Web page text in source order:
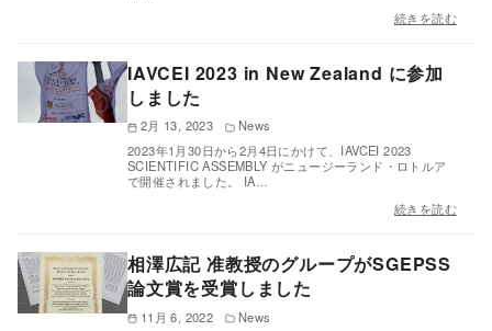
続きを読む
IAVCEI 2023 in New Zealand に参加
しました
2月 13, 2023
News
2023年1月30日から2月4日にかけて、IAVCEI 2023
SCIENTIFIC ASSEMBLY がニュージーランド・ロトルア
で開催されました。 IA…
続きを読む
相澤広記 准教授のグループがSGEPSS
論文賞を受賞しました
11月 6, 2022
News